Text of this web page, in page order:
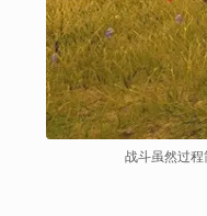
战斗虽然过